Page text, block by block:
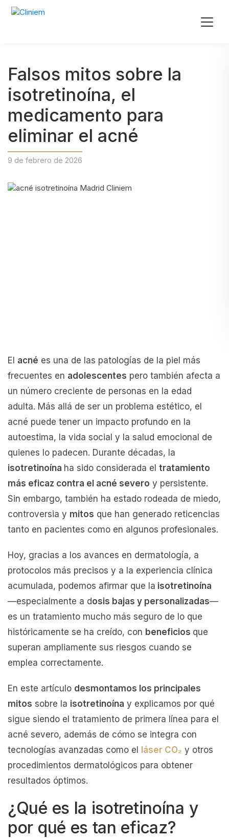
Falsos mitos sobre la
isotretinoína, el
medicamento para
eliminar el acné
9 de febrero de 2026
El acné es una de las patologías de la piel más
frecuentes en adolescentes pero también afecta a
un número creciente de personas en la edad
adulta. Más allá de ser un problema estético, el
acné puede tener un impacto profundo en la
autoestima, la vida social y la salud emocional de
quienes lo padecen. Durante décadas, la
isotretinoína ha sido considerada el tratamiento
más eficaz contra el acné severo y persistente.
Sin embargo, también ha estado rodeada de miedo,
controversia y mitos que han generado reticencias
tanto en pacientes como en algunos profesionales.
Hoy, gracias a los avances en dermatología, a
protocolos más precisos y a la experiencia clínica
acumulada, podemos afirmar que la isotretinoína
—especialmente a dosis bajas y personalizadas—
es un tratamiento mucho más seguro de lo que
históricamente se ha creído, con beneficios que
superan ampliamente sus riesgos cuando se
emplea correctamente.
En este artículo desmontamos los principales
mitos sobre la isotretinoína y explicamos por qué
sigue siendo el tratamiento de primera línea para el
acné severo, además de cómo se integra con
tecnologías avanzadas como el
láser CO₂ y otros
procedimientos dermatológicos para obtener
resultados óptimos.
¿Qué es la isotretinoína y
por qué es tan eficaz?